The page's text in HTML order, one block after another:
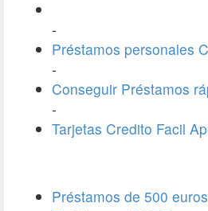
-
Préstamos personales
-
Conseguir Préstamos
-
Tarjetas Credito Facil
Préstamos de 500 euros